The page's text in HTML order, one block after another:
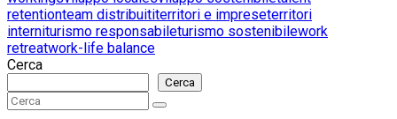
retentionteam distribuititerritori e impreseterritori
interniturismo responsabileturismo sostenibilework
retreatwork-life balance
Cerca
Cerca
Search
Search